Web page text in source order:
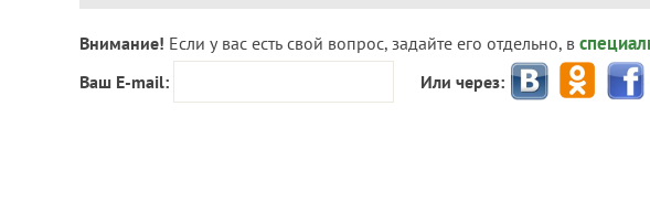
Внимание! Если у вас есть свой вопрос, задайте его отдельно, в
Ваш E-mail: Или через: